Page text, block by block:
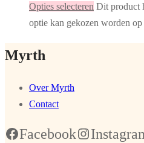
Opties selecteren Dit product
optie kan gekozen worden
Myrth
Over Myrth
Contact
Facebook